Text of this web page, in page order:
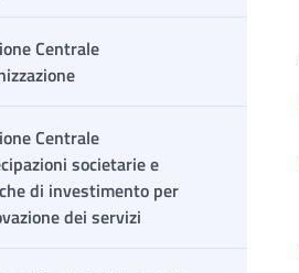
Centrale
Centrale
societarie e
di investimento per
dei servizi